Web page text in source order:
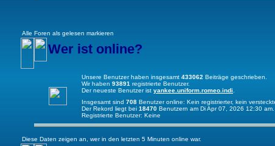
Alle Foren als gelesen markieren
Wer ist online?
Unsere Benutzer haben insgesamt433062Beiträge geschrieben.
Wir haben93891registrierte Benutzer.
Der neueste Benutzer ist yankee.uniform.romeo.indi
Insgesamt sind 708 Benutzer online: Kein registrierter, kein
Der Rekord liegt bei 18470 Benutzern am Di Apr 07, 2026 12:30 am.
Registrierte Benutzer: Keine
Diese Daten zeigen an, wer in den letzten 5 Minuten online war.